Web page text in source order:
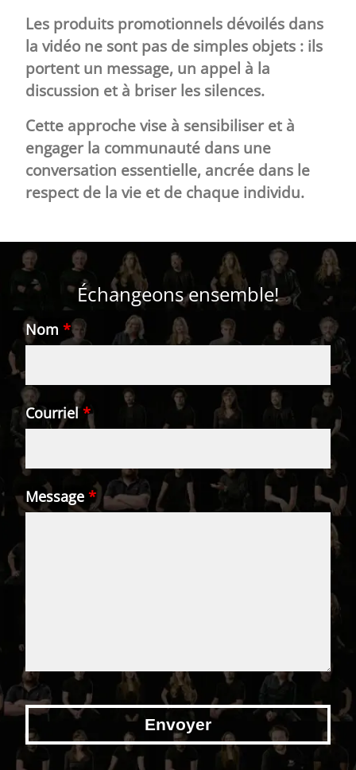
Les produits promotionnels dévoilés dans
la vidéo ne sont pas de simples objets : ils
portent un message, un appel à la
discussion et à briser les silences.
Cette approche vise à sensibiliser et à
engager la communauté dans une
conversation essentielle, ancrée dans le
respect de la vie et de chaque individu.
Échangeons ensemble!
Nom *
Courriel*
Message *